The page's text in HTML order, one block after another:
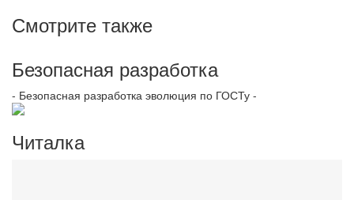
Смотрите также
Безопасная разработка
- Безопасная разработка эволюция по ГОСТу -
Читалка